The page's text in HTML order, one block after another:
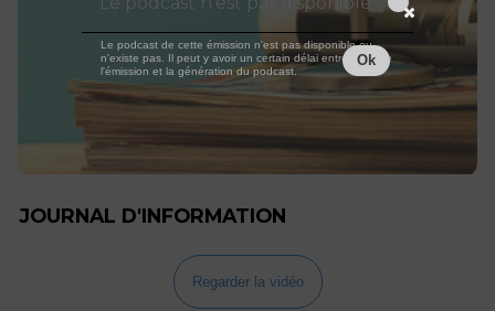
JOURNAL D'INFORMATION
Regarder la vidéo
Le podcast de cette émission n'est pas disponible ou
n'existe pas. Il peut y avoir un certain délai entre la fin de
l'émission et la génération du podcast.
Ok